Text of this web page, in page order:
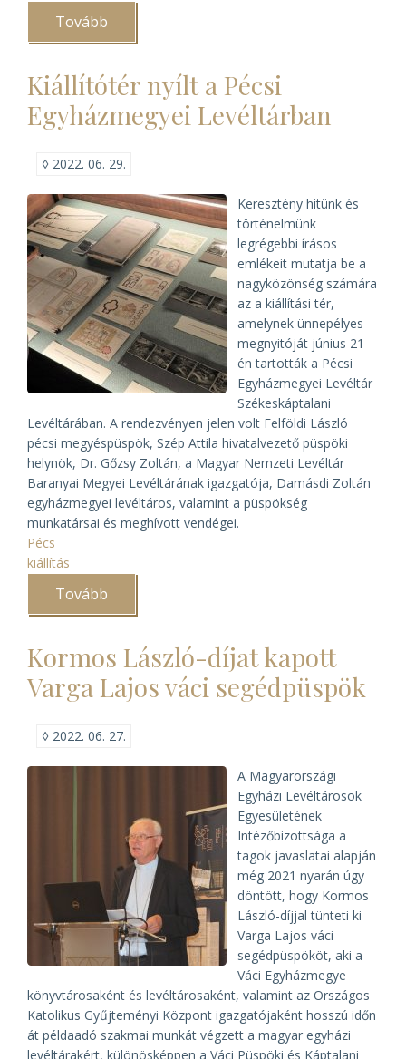
Tovább
egyházi
közös
e-
kutatási
felülete)
Kiállítótér nyílt a Pécsi
Egyházmegyei Levéltárban
◊ 2022. 06. 29.
Keresztény hitünk és
történelmünk
legrégebbi írásos
emlékeit mutatja be a
nagyközönség számára
az a kiállítási tér,
amelynek ünnepélyes
megnyitóját június 21-
én tartották a Pécsi
Egyházmegyei Levéltár
Székeskáptalani
Levéltárában. A rendezvényen jelen volt Felföldi László
pécsi megyéspüspök, Szép Attila hivatalvezető püspöki
helynök, Dr. Gőzsy Zoltán, a Magyar Nemzeti Levéltár
Baranyai Megyei Levéltárának igazgatója, Damásdi Zoltán
egyházmegyei levéltáros, valamint a püspökség
munkatársai és meghívott vendégei.
Pécs
kiállítás
Tovább
a
Egyházmegyei
Levéltárban)
Kormos László-díjat kapott
Varga Lajos váci segédpüspök
◊ 2022. 06. 27.
A Magyarországi
Egyházi Levéltárosok
Egyesületének
Intézőbizottsága a
tagok javaslatai alapján
még 2021 nyarán úgy
döntött, hogy Kormos
László-díjjal tünteti ki
Varga Lajos váci
segédpüspököt, aki a
Váci Egyházmegye
könyvtárosaként és levéltárosaként, valamint az Országos
Katolikus Gyűjteményi Központ igazgatójaként hosszú időn
át példaadó szakmai munkát végzett a magyar egyházi
levéltárakért, különösképpen a Váci Püspöki és Káptalani